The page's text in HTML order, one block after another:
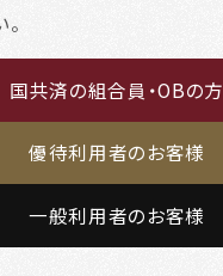
国共済の組合員・OBの方
優待利用者のお客様
一般利用者のお客様